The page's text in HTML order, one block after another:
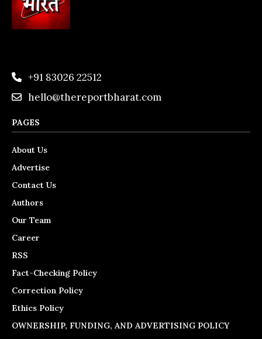
+91 83026 22512
hello@thereportbharat.com
PAGES
About Us
Advertise
Contact Us
Authors
Our Team
Career
RSS
Fact-Checking Policy
Correction Policy
Ethics Policy
OWNERSHIP, FUNDING, AND ADVERTISING POLICY